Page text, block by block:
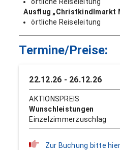
örtliche Reiseleitung
Ausflug „Christkindlmarkt
örtliche Reiseleitung
Termine/Preise:
22.12.26 - 26.12.26
AKTIONSPREIS
Wunschleistungen
Einzelzimmerzuschlag
Zur Buchung bitte